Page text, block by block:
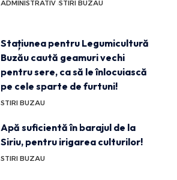
ADMINISTRATIV STIRI BUZAU
Stațiunea pentru Legumicultură
Buzău caută geamuri vechi
pentru sere, ca să le înlocuiască
pe cele sparte de furtuni!
STIRI BUZAU
Apă suficientă în barajul de la
Siriu, pentru irigarea culturilor!
STIRI BUZAU